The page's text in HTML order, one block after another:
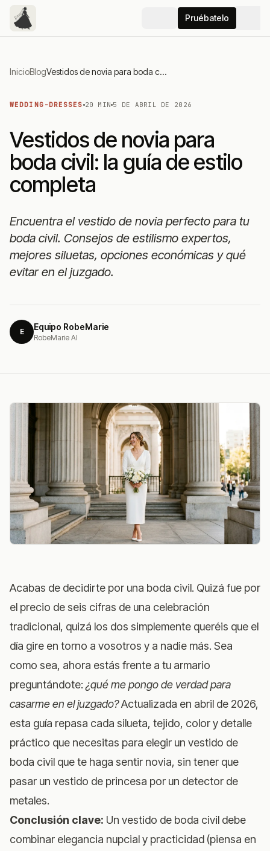
Pruébatelo
InicioBlog Vestidos de novia para boda civil: la guía de estilo completa
WEDDING-DRESSES 20 MIN 5 DE ABRIL DE 2026
Vestidos de novia para
boda civil: la guía de estilo
completa
Encuentra el vestido de novia perfecto para tu
boda civil. Consejos de estilismo expertos,
mejores siluetas, opciones económicas y qué
evitar en el juzgado.
E Equipo RobeMarie
RobeMarie AI
Acabas de decidirte por una boda civil. Quizá fue por
el precio de seis cifras de una celebración
tradicional, quizá los dos simplemente queréis que el
día gire en torno a vosotros y a nadie más. Sea
como sea, ahora estás frente a tu armario
preguntándote: ¿qué me pongo de verdad para
casarme en el juzgado?Actualizada en abril de 2026,
esta guía repasa cada silueta, tejido, color y detalle
práctico que necesitas para elegir un vestido de
boda civil que te haga sentir novia, sin tener que
pasar un vestido de princesa por un detector de
metales.
Conclusión clave: Un vestido de boda civil debe
combinar elegancia nupcial y practicidad (piensa en